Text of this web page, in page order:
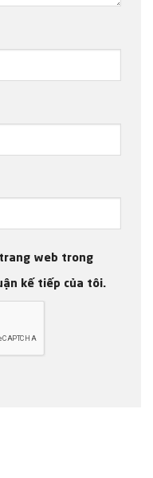
web trong
kế tiếp của tôi.